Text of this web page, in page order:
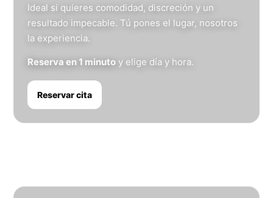
Ideal si quieres comodidad, discreción y un
resultado impecable. Tú pones el lugar, nosotros
la experiencia.
Reserva en 1 minuto y elige día y hora.
Reservar cita